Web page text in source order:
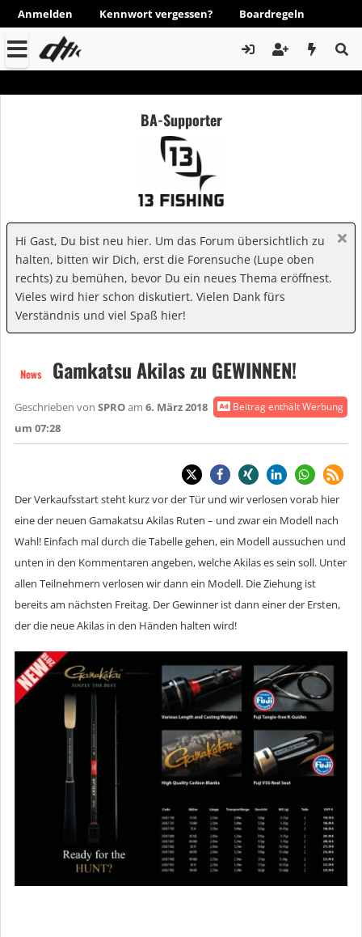
Anmelden Kennwort vergessen? Boardregeln
BA-Supporter
Hi Gast, Du bist neu hier. Um das Forum übersichtlich zu
halten, bitten wir Dich, erst die Forensuche (Lupe oben
rechts) zu bemühen, bevor Du ein neues Thema eröffnest.
Vieles wird hier schon diskutiert. Vielen Dank fürs
Verständnis und viel Spaß hier!
News Gamkatsu Akilas zu GEWINNEN!
Beitrag enthält Werbung
Geschrieben von SPROam 6. März 2018
um 07:28
Der Verkaufsstart steht kurz vor der Tür und wir verlosen vorab hier
eine der neuen Gamakatsu Akilas Ruten – und zwar ein Modell nach
Wahl! Einfach mal durch die Tabelle gehen, ein Modell aussuchen und
unten in den Kommentaren angeben, welche Akilas es sein soll. Unter
allen Teilnehmern verlosen wir dann ein Modell. Die Ziehung ist
bereits am nächsten Freitag. Der Gewinner ist dann einer der Ersten,
der die neue Akilas in den Händen halten wird!